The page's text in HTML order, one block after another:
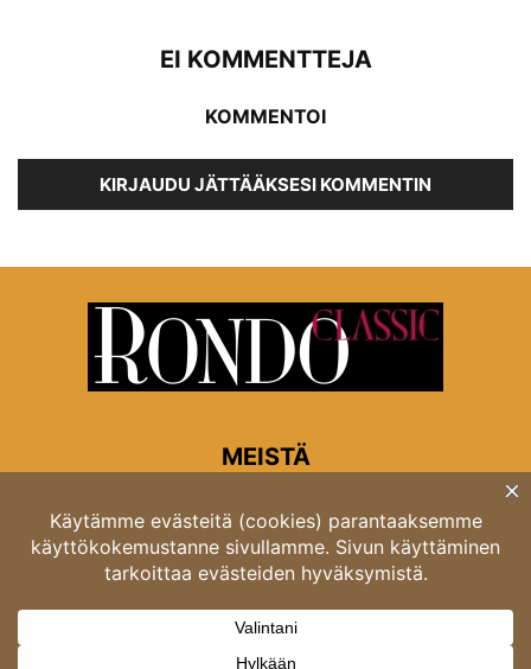
EI KOMMENTTEJA
KOMMENTOI
KIRJAUDU JÄTTÄÄKSESI KOMMENTIN
MEISTÄ
Rondon toimitus
Opastinsilta 6A 00520 Helsinki
Asiakaspalvelu: puh. 03 4246 5318
asiakaspalvelu@rondo.fi
Ota meihin yhteyttä:toimitus@rondo.fi